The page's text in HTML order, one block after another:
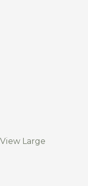
View Large